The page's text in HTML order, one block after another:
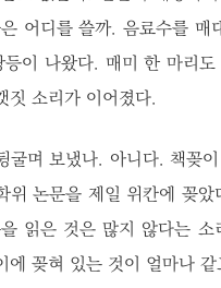
어디를 쓸까. 음료수를
등이 나왔다. 매미 한 마리
짓 소리가 이어졌다.
굴며 보냈나. 아니다. 책꽂
위 논문을 제일 위칸에 꽂
읽은 것은 많지 않다는
에 꽂혀 있는 것이 얼마나